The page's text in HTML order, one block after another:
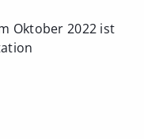
Oktober 2022 ist